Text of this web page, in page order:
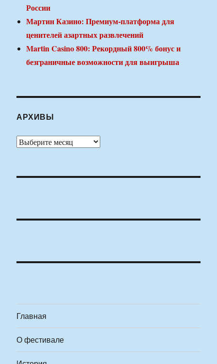
России
Мартин Казино: Премиум-платформа для
ценителей азартных развлечений
Martin Casino 800: Рекордный 800% бонус и
безграничные возможности для выигрыша
АРХИВЫ
Архивы
Главная
О фестивале